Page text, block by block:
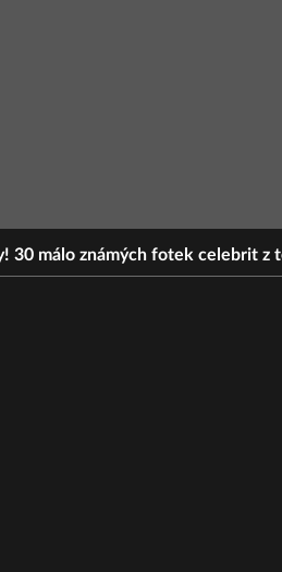
30 málo známých fotek celebrit z